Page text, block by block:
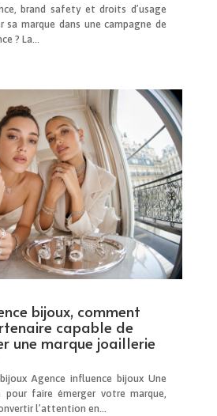
brand safety et droits d’usage
sa marque dans une campagne de
? La...
bijoux, comment
capable de
une marque joaillerie
Agence influence bijoux Une
pour faire émerger votre marque,
l’attention en...